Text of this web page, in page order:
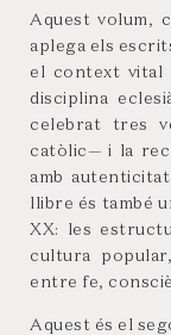
Aquest volum,
aplega els
el context vital
disciplina
celebrat tres
catòlic— i la
amb
llibre és també
XX: les
cultura
entre fe,
Aquest és el